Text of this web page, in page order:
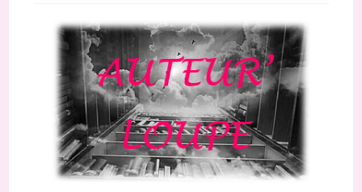
publication :